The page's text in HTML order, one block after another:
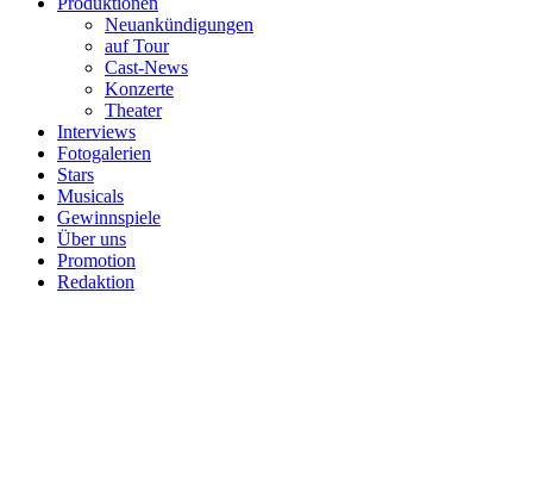
Neuankündigungen
auf Tour
Cast-News
Konzerte
Theater
Interviews
Fotogalerien
Stars
Musicals
Gewinnspiele
Über uns
Promotion
Redaktion